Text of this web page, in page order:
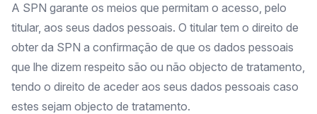
A SPN garante os meios que permitam o acesso, pelo
titular, aos seus dados pessoais. O titular tem o direito de
obter da SPN a confirmação de que os dados pessoais
que lhe dizem respeito são ou não objecto de tratamento,
tendo o direito de aceder aos seus dados pessoais caso
estes sejam objecto de tratamento.